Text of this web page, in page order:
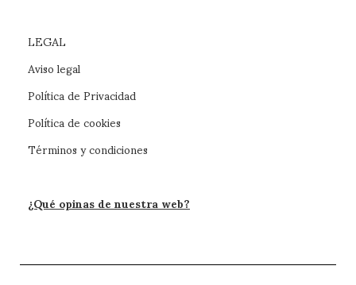
LEGAL
Aviso legal
Política de Privacidad
Política de cookies
Términos y condiciones
¿Qué opinas de nuestra web?